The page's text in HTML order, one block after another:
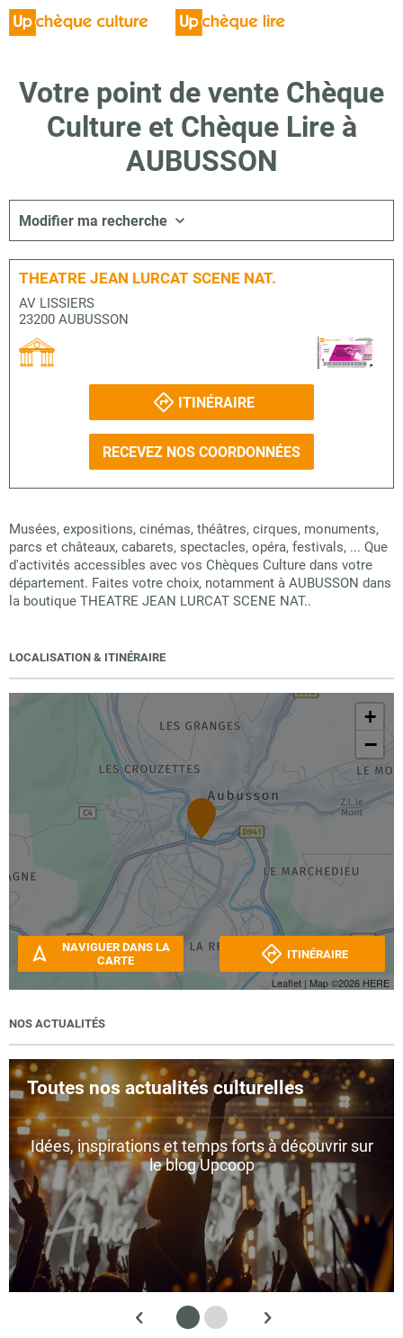
Votre point de vente Chèque
Culture et Chèque Lire à
AUBUSSON
Modifier ma recherche
THEATRE JEAN LURCAT SCENE NAT.
AV LISSIERS
23200 AUBUSSON
ITINÉRAIRE
RECEVEZ NOS COORDONNÉES
Musées, expositions, cinémas, théâtres, cirques, monuments,
parcs et châteaux, cabarets, spectacles, opéra, festivals, ... Que
d'activités accessibles avec vos Chèques Culture dans votre
département. Faites votre choix, notamment à AUBUSSON dans
la boutique THEATRE JEAN LURCAT SCENE NAT..
LOCALISATION & ITINÉRAIRE
+
−
Leaflet | Map ©2026 HERE
NAVIGUER DANS LA
CARTE
ITINÉRAIRE
NOS ACTUALITÉS
Toutes nos actualités culturelles
Idées, inspirations et temps forts à découvrir sur
le blog Upcoop